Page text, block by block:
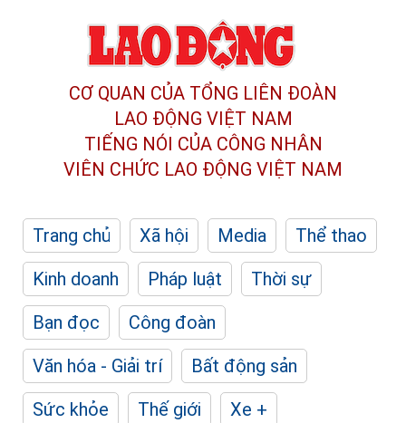
CƠ QUAN CỦA TỔNG LIÊN ĐOÀN
LAO ĐỘNG VIỆT NAM
TIẾNG NÓI CỦA CÔNG NHÂN
VIÊN CHỨC LAO ĐỘNG VIỆT NAM
Trang chủ Xã hội Media
Thể thao
Kinh doanh
Pháp luật
Thời sự
Bạn đọc
Công đoàn
Văn hóa - Giải trí
Bất động sản
Sức khỏe
Thế giới
Xe +